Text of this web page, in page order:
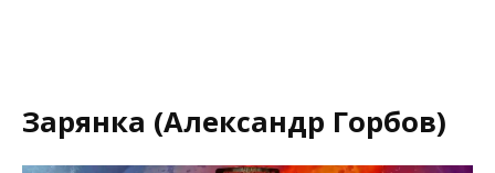
Зарянка (Александр Горбов)